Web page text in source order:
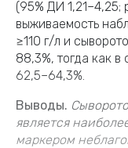
(95% ДИ 1,21–4,25;
выживаемость
≥110 г/л и
88,3%, тогда как в
62,5–64,3%.
Выводы.
является
маркером